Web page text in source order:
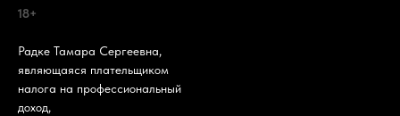
18+
Радке Тамара Сергеевна,
являющаяся плательщиком
налога на профессиональный
доход,